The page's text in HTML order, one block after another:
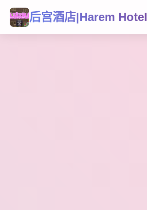
后宫酒店|Harem Hotel